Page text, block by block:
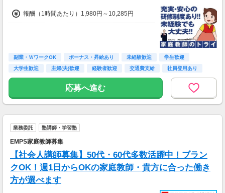
報酬（1時間あたり）1,980円～10,285円
副業・ＷワークOK ボーナス・昇給あり 未経験歓迎
学生歓迎
大学生歓迎
主婦(夫)歓迎 経験者歓迎 交通費支給 社員登用あり
応募へ進む
業務委託 塾講師・学習塾
EMPS家庭教師募集
【社会人講師募集】50代・60代多数活躍中！ブラン
クOK！週1日からOKの家庭教師・貴方に合った働き
方が選べます